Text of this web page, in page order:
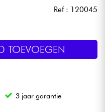
Ref : 120045
TOEVOEGEN
3 jaar garantie